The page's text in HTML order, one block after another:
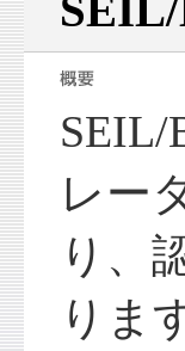
SEIL/
レー
り、
りま